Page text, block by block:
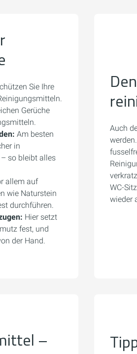
Sie Ihre
Gerüche
Am besten
in
so bleibt alles
allem auf
wie Naturstein
durchführen.
Hier setzt
fest, und
der Hand.
Auch
WC-
wieder
–